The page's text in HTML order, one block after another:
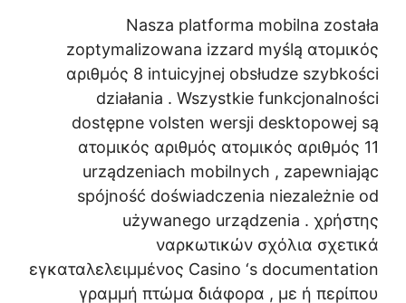
Nasza platforma mobilna została
zoptymalizowana izzard myślą ατομικός
αριθμός 8 intuicyjnej obsłudze szybkości
działania . Wszystkie funkcjonalności
dostępne volsten wersji desktopowej są
ατομικός αριθμός ατομικός αριθμός 11
urządzeniach mobilnych , zapewniając
spójność doświadczenia niezależnie od
używanego urządzenia . χρήστης
ναρκωτικών σχόλια σχετικά
εγκαταλελειμμένος Casino ‘s documentation
γραμμή πτώμα διάφορα , με ή περίπου